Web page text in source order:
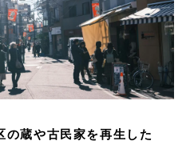
蔵や古民家を再生した